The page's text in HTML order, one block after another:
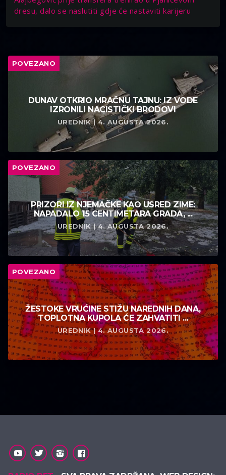
dresu, dalo se naslutiti gdje će nastaviti karijeru
POVEZANO
DUNAV OTKRIO MRAČNU TAJNU: IZ VODE
IZRONILI NACISTIČKI BRODOVI
UREDNIK | 4. AUGUSTA 2026.
POVEZANO
PRIZORI IZ NJEMAČKE KAO USRED ZIME:
NAPADALO 15 CENTIMETARA GRADA, ...
UREDNIK | 4. AUGUSTA 2026.
POVEZANO
ŽESTOKE VRUĆINE STIŽU NAREDNIH DANA,
TOPLOTNA KUPOLA ĆE ZAHVATITI ...
UREDNIK | 4. AUGUSTA 2026.